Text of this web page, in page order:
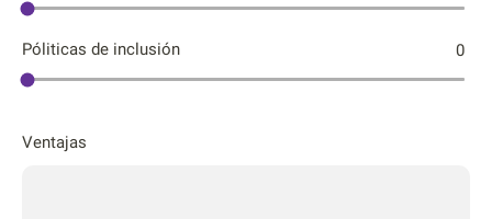
Póliticas de inclusión 0
Ventajas